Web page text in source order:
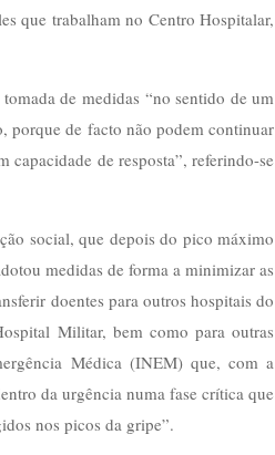
que trabalham no Centro Hospitalar,
de medidas “no sentido de um
porque de facto não podem continuar
capacidade de resposta”, referindo-se
social, que depois do pico máximo
medidas de forma a minimizar as
doentes para outros hospitais do
Militar, bem como para outras
Médica (INEM) que, com a
da urgência numa fase crítica que
nos picos da gripe”.